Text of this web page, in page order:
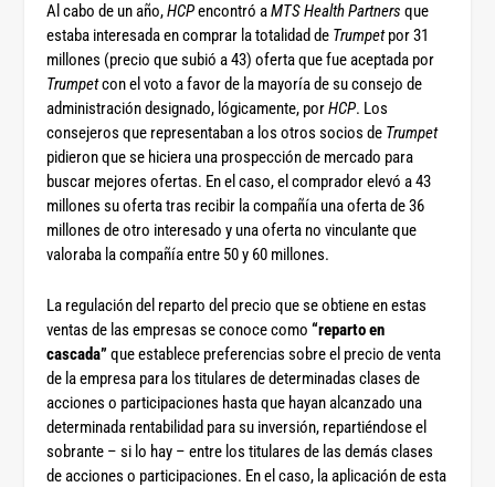
Al cabo de un año,HCPencontró aMTS Health Partners que
estaba interesada en comprar la totalidad de Trumpetpor 31
Trumpetcon el voto a favor de la mayoría de su consejo de
administración designado, lógicamente, porHCP. Los
consejeros que representaban a los otros socios de Trumpet
pidieron que se hiciera una prospección de mercado para
buscar mejores ofertas. En el caso, el comprador elevó a 43
millones su oferta tras recibir la compañía una oferta de 36
millones de otro interesado y una oferta no vinculante que
valoraba la compañía entre 50 y 60 millones.
La regulación del reparto del precio que se obtiene en estas
ventas de las empresas se conoce como“reparto en
cascada”que establece preferencias sobre el precio de venta
de la empresa para los titulares de determinadas clases de
acciones o participaciones hasta que hayan alcanzado una
determinada rentabilidad para su inversión, repartiéndose el
sobrante – si lo hay – entre los titulares de las demás clases
de acciones o participaciones. En el caso, la aplicación de esta